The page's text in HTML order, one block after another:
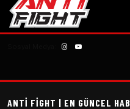
ANTI FIGHT | EN GÜNCEL